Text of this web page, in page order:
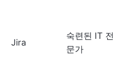
Jira
숙련된 IT 전
문가